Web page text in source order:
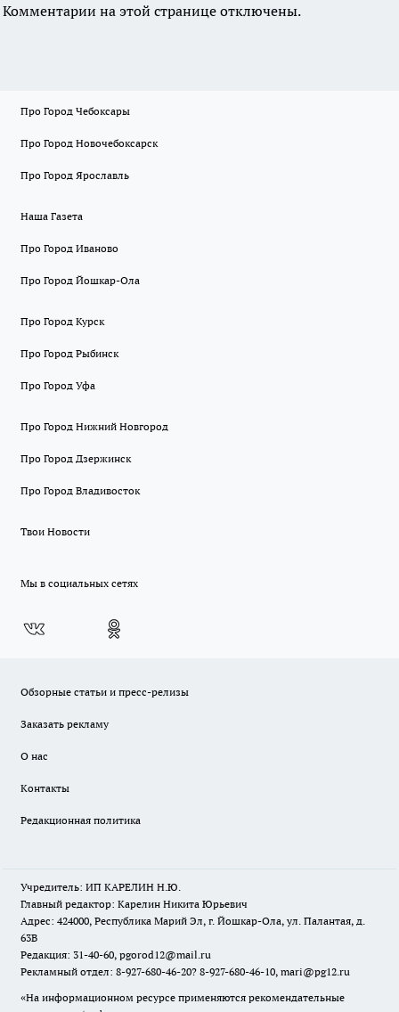
Комментарии на этой странице отключены.
Про Город Чебоксары
Про Город Новочебоксарск
Про Город Ярославль
Наша Газета
Про Город Иваново
Про Город Йошкар-Ола
Про Город Курск
Про Город Рыбинск
Про Город Уфа
Про Город Нижний Новгород
Про Город Дзержинск
Про Город Владивосток
Твои Новости
Мы в социальных сетях
Обзорные статьи и пресс-релизы
Заказать рекламу
О нас
Контакты
Редакционная политика
Учредитель: ИП КАРЕЛИН Н.Ю.
Главный редактор: Карелин Никита Юрьевич
Адрес: 424000, Республика Марий Эл, г. Йошкар-Ола, ул. Палантая, д.
63В
Редакция: 31-40-60, pgorod12@mail.ru
Рекламный отдел: 8-927-680-46-20? 8-927-680-46-10, mari@pg12.ru
«На информационном ресурсе применяются рекомендательные